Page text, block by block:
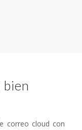
bien
correo cloud con